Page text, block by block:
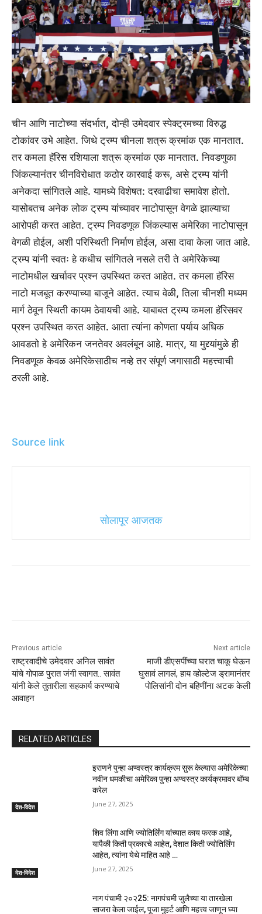
चीन आणि नाटोच्या संदर्भात, दोन्ही उमेदवार स्पेक्ट्रमच्या विरुद्ध
टोकांवर उभे आहेत. जिथे ट्रम्प चीनला शत्रू क्रमांक एक मानतात.
तर कमला हॅरिस रशियाला शत्रू क्रमांक एक मानतात. निवडणुका
जिंकल्यानंतर चीनविरोधात कठोर कारवाई करू, असे ट्रम्प यांनी
अनेकदा सांगितले आहे. यामध्ये विशेषत: दरवाढीचा समावेश होतो.
यासोबतच अनेक लोक ट्रम्प यांच्यावर नाटोपासून वेगळे झाल्याचा
आरोपही करत आहेत. ट्रम्प निवडणूक जिंकल्यास अमेरिका नाटोपासून
वेगळी होईल, अशी परिस्थिती निर्माण होईल, असा दावा केला जात आहे.
ट्रम्प यांनी स्वतः हे कधीच सांगितले नसले तरी ते अमेरिकेच्या
नाटोमधील खर्चावर प्रश्न उपस्थित करत आहेत. तर कमला हॅरिस
नाटो मजबूत करण्याच्या बाजूने आहेत. त्याच वेळी, तिला चीनशी मध्यम
मार्ग ठेवून स्थिती कायम ठेवायची आहे. याबाबत ट्रम्प कमला हॅरिसवर
प्रश्न उपस्थित करत आहेत. आता त्यांना कोणता पर्याय अधिक
आवडतो हे अमेरिकन जनतेवर अवलंबून आहे. मात्र, या मुद्द्यांमुळे ही
निवडणूक केवळ अमेरिकेसाठीच नव्हे तर संपूर्ण जगासाठी महत्त्वाची
ठरली आहे.
Source link
सोलापूर आजतक
Previous article
राष्ट्रवादीचे उमेदवार अनिल सावंत
यांचे गोपाळ पुरात जंगी स्वागत.. सावंत
यांनी केले तुतारीला सहकार्य करण्याचे
आवाहन
Next article
माजी डीएसपींच्या घरात चाकू घेऊन
घुसावं लागलं, हाय व्होल्टेज ड्रामानंतर
पोलिसांनी दोन बहिणींना अटक केली
RELATED ARTICLES
देश-विदेश
इराणने पुन्हा अण्वस्त्र कार्यक्रम सुरू केल्यास अमेरिकेच्या
नवीन धमकीचा अमेरिका पुन्हा अण्वस्त्र कार्यक्रमावर बॉम्ब
करेल
June 27, 2025
देश-विदेश
शिव लिंगा आणि ज्योतिर्लिंग यांच्यात काय फरक आहे,
यापैकी किती प्रकारचे आहेत, देशात किती ज्योतिर्लिंग
आहेत, त्यांना येथे माहित आहे …
June 27, 2025
नाग पंचामी २०२25: नागपंचमी जुलैच्या या तारखेला
साजरा केला जाईल, पूजा मुहर्ट आणि महत्त्व जाणून घ्या